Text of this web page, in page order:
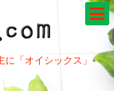
「オイシックス」